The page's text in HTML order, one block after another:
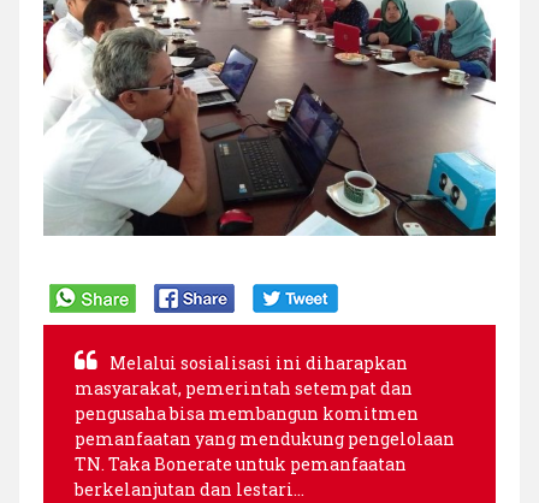
Perikanan
di
TN.
Taka
Bonerate
Melalui sosialisasi ini diharapkan
masyarakat, pemerintah setempat dan
pengusaha bisa membangun komitmen
pemanfaatan yang mendukung pengelolaan
TN. Taka Bonerate untuk pemanfaatan
berkelanjutan dan lestari…